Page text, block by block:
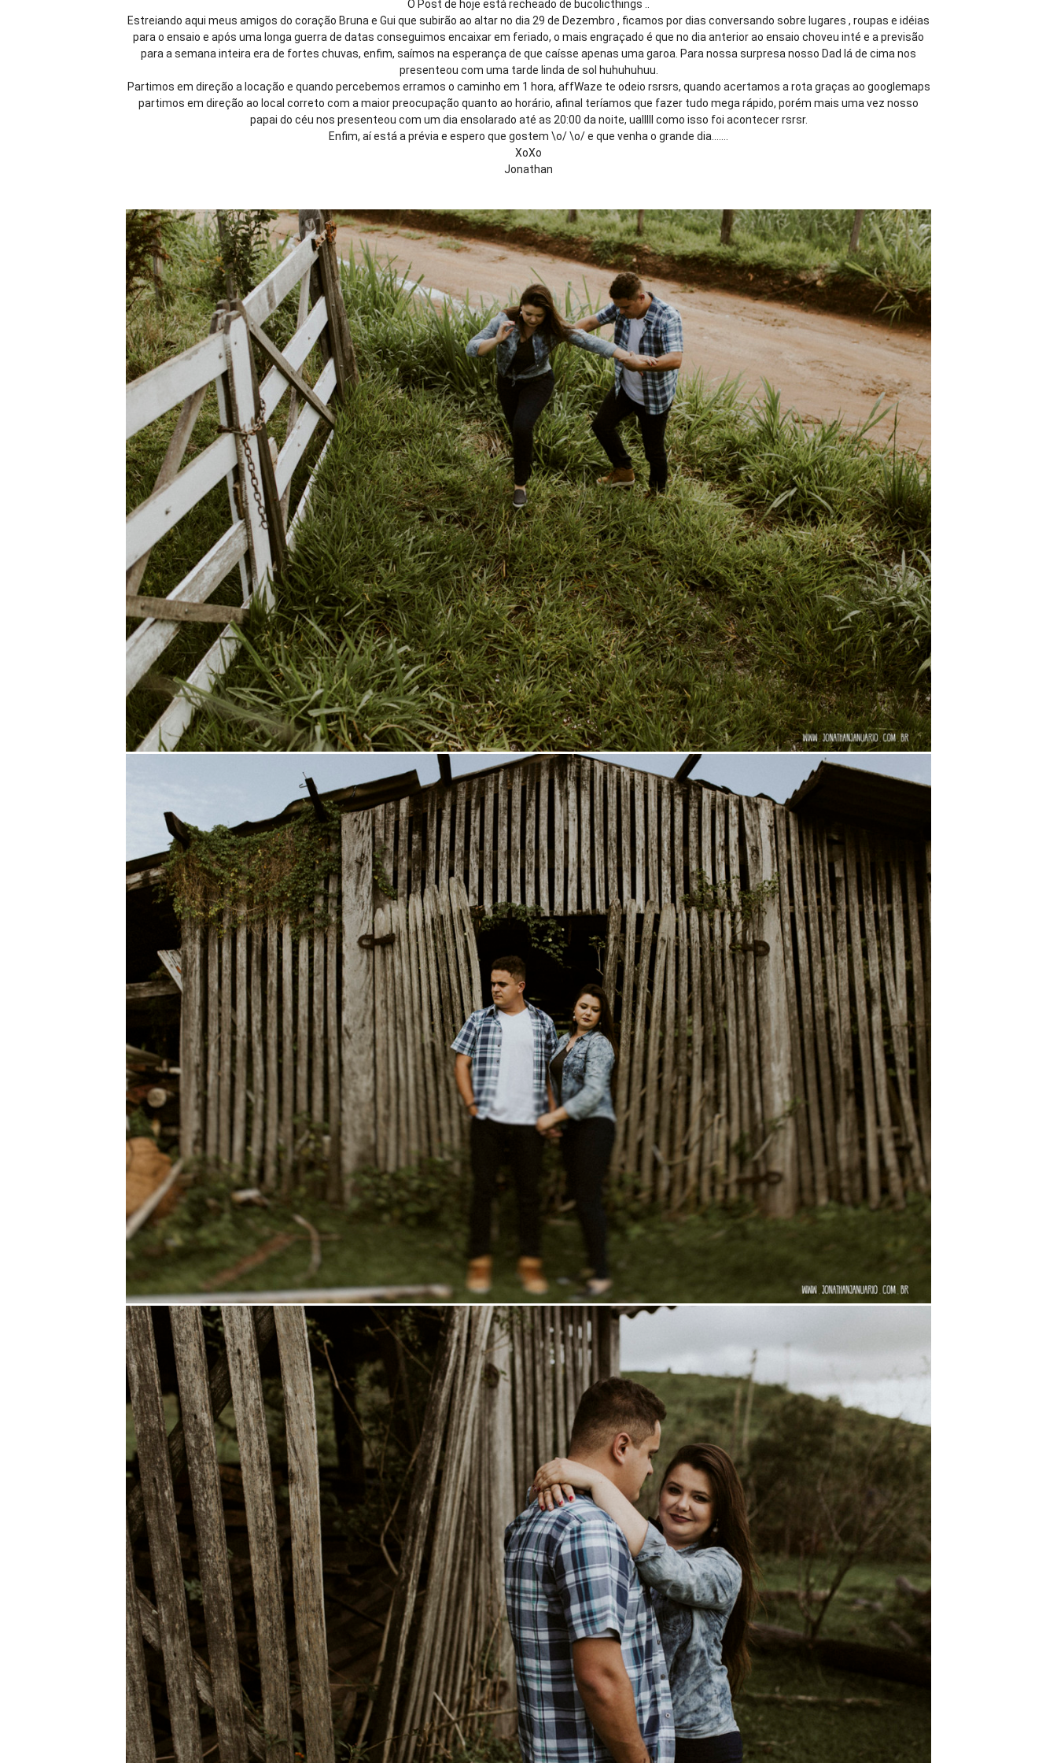
O Post de hoje está recheado de bucolicthings ..
Estreiando aqui meus amigos do coração Bruna e Gui que subirão ao altar no dia 29 de Dezembro , ficamos por dias conversando sobre lugares , roupas e idéias
para o ensaio e após uma longa guerra de datas conseguimos encaixar em feriado, o mais engraçado é que no dia anterior ao ensaio choveu inté e a previsão
para a semana inteira era de fortes chuvas, enfim, saímos na esperança de que caísse apenas uma garoa. Para nossa surpresa nosso Dad lá de cima nos
presenteou com uma tarde linda de sol huhuhuhuu.
Partimos em direção a locação e quando percebemos erramos o caminho em 1 hora, affWaze te odeio rsrsrs, quando acertamos a rota graças ao googlemaps
partimos em direção ao local correto com a maior preocupação quanto ao horário, afinal teríamos que fazer tudo mega rápido, porém mais uma vez nosso
papai do céu nos presenteou com um dia ensolarado até as 20:00 da noite, ualllll como isso foi acontecer rsrsr.
Enfim, aí está a prévia e espero que gostem \o/ \o/ e que venha o grande dia…….
XoXo
Jonathan